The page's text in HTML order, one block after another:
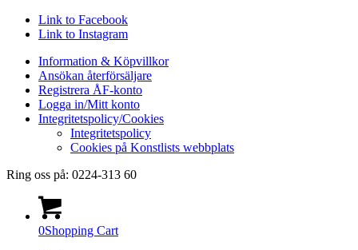
Link to Facebook
Link to Instagram
Information & Köpvillkor
Ansökan återförsäljare
Registrera ÅF-konto
Logga in/Mitt konto
Integritetspolicy/Cookies
Integritetspolicy
Cookies på Konstlists webbplats
Ring oss på: 0224-313 60
0Shopping Cart